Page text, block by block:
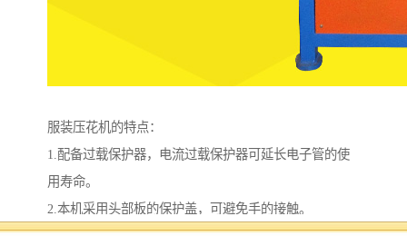
服装压花机的特点：
1.配备过载保护器，电流过载保护器可延长电子管的使
用寿命。
2.本机采用头部板的保护盖，可避免手的接触。